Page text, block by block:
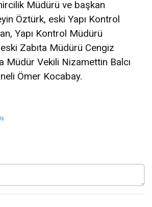
Müdürü ve başkan
Öztürk, eski Yapı Kontrol
Yapı Kontrol Müdürü
Zabıta Müdürü Cengiz
Müdür Vekili Nizamettin Balcı
Ömer Kocabay.